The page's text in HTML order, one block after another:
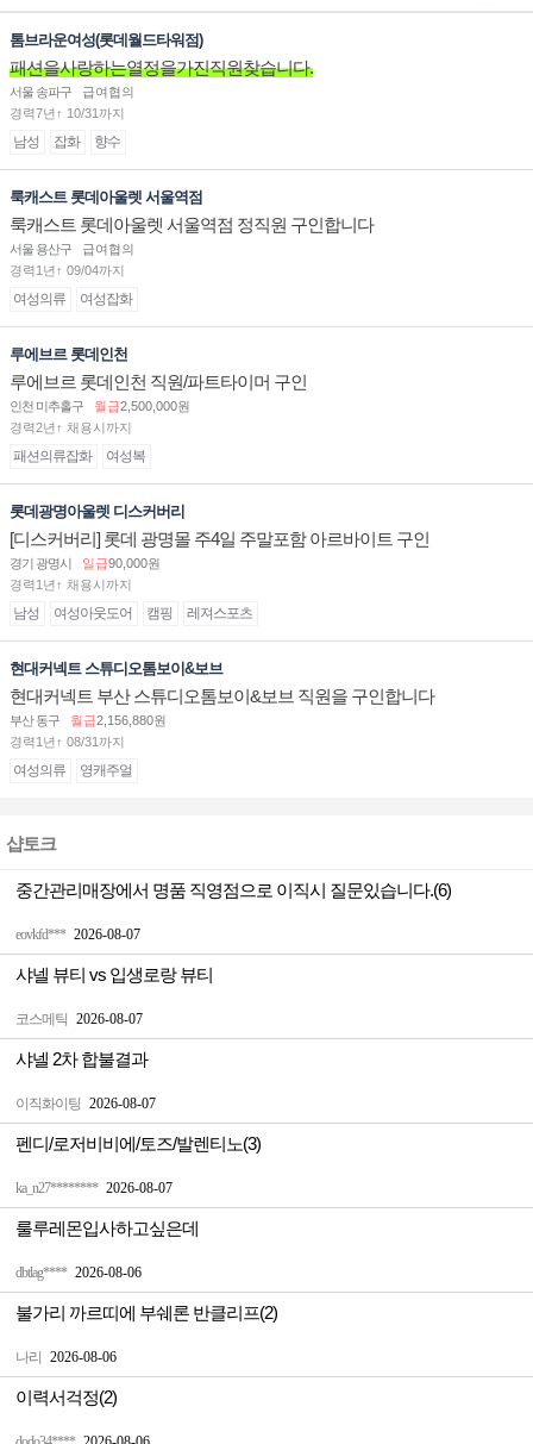
톰브라운여성(롯데월드타워점)
패션을사랑하는열정을가진직원찾습니다.
서울 송파구
급여협의
경력7년↑ 10/31까지
남성 잡화 향수
룩캐스트 롯데아울렛 서울역점
룩캐스트 롯데아울렛 서울역점 정직원 구인합니다
서울 용산구
급여협의
경력1년↑ 09/04까지
여성의류 여성잡화
루에브르 롯데인천
루에브르 롯데인천 직원/파트타이머 구인
인천 미추홀구 월급2,500,000원
경력2년↑ 채용시까지
패션의류잡화 여성복
롯데광명아울렛 디스커버리
[디스커버리] 롯데 광명몰 주4일 주말포함 아르바이트 구인
경기 광명시 일급90,000원
경력1년↑ 채용시까지
남성 여성아웃도어 캠핑 레져스포츠
현대커넥트 스튜디오톰보이&보브
현대커넥트 부산 스튜디오톰보이&보브 직원을 구인합니다
부산 동구 월급2,156,880원
경력1년↑ 08/31까지
여성의류 영캐주얼
샵토크
eovkfd*** 2026-08-07
중간관리매장에서 명품 직영점으로 이직시 질문있습니다.(6)
코스메틱 2026-08-07
샤넬 뷰티 vs 입생로랑 뷰티
이직화이팅 2026-08-07
샤넬 2차 합불결과
ka_n27******** 2026-08-07
펜디/로저비비에/토즈/발렌티노(3)
dbtlag**** 2026-08-06
룰루레몬입사하고싶은데
나리 2026-08-06
불가리 까르띠에 부쉐론 반클리프(2)
이력서걱정(2)